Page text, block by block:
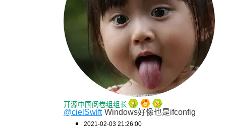
开源中国阅卷组组长
@cielSwift Windows好像也是ifconfig
2021-02-03 21:26:00